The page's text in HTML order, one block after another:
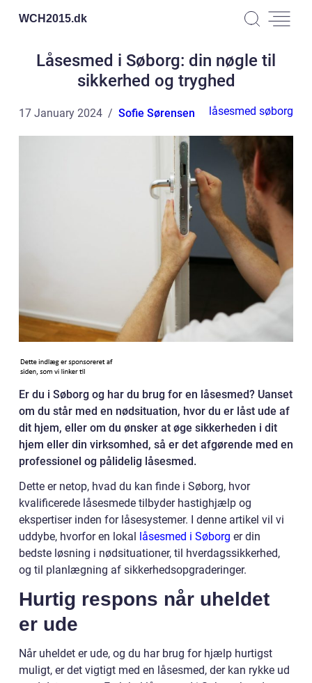
WCH2015.dk
Låsesmed i Søborg: din nøgle til
sikkerhed og tryghed
17 January 2024 Sofie Sørensen låsesmed søborg
Er du i Søborg og har du brug for en låsesmed? Uanset
om du står med en nødsituation, hvor du er låst ude af
dit hjem, eller om du ønsker at øge sikkerheden i dit
hjem eller din virksomhed, så er det afgørende med en
professionel og pålidelig låsesmed.
Dette er netop, hvad du kan finde i Søborg, hvor
kvalificerede låsesmede tilbyder hastighjælp og
ekspertiser inden for låsesystemer. I denne artikel vil vi
uddybe, hvorfor en lokal låsesmed i Søborg er din
bedste løsning i nødsituationer, til hverdagssikkerhed,
og til planlægning af sikkerhedsopgraderinger.
Hurtig respons når uheldet
er ude
Når uheldet er ude, og du har brug for hjælp hurtigst
muligt, er det vigtigt med en låsesmed, der kan rykke ud